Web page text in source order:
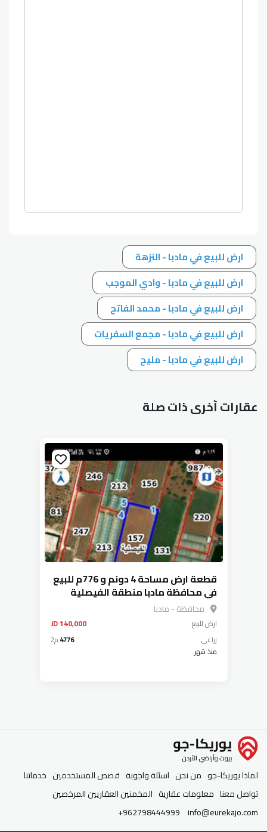
ارض للبيع في مادبا - النزهة
ارض للبيع في مادبا - وادي الموجب
ارض للبيع في مادبا - محمد الفاتح
ارض للبيع في مادبا - مجمع السفريات
ارض للبيع في مادبا - مليح
عقارات أخرى ذات صلة
قطعة ارض مساحة 4 دونم و 776م للبيع
في محافظة مادبا منطقة الفيصلية
تنظيم زراعي
محافظة - مادبا
ارضللبيع 140,000 JD
زراعي 4776م2
منذ شهر
لماذا يوريكا-جو من نحن اسئلة واجوبة قصص المستخدمين خدماتنا
تواصل معنا معلومات عقارية المخمنين العقاريين المرخصين
info@eurekajo.com
+962798444999